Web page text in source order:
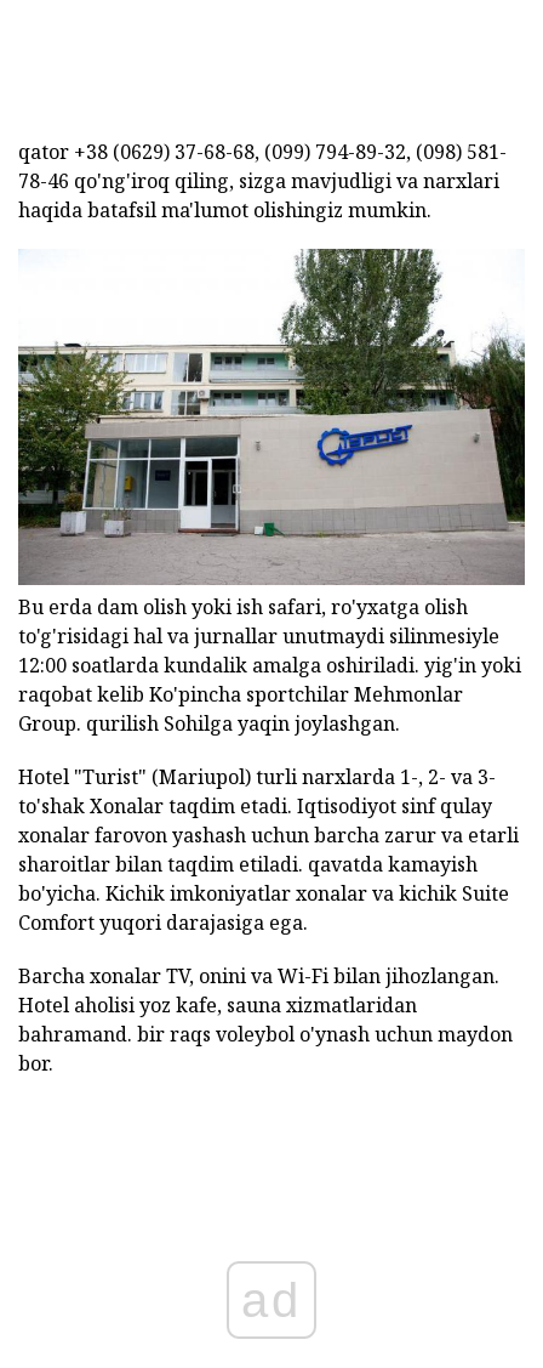
qator +38 (0629) 37-68-68, (099) 794-89-32, (098) 581-
78-46 qo'ng'iroq qiling, sizga mavjudligi va narxlari
haqida batafsil ma'lumot olishingiz mumkin.
Bu erda dam olish yoki ish safari, ro'yxatga olish
to'g'risidagi hal va jurnallar unutmaydi silinmesiyle
12:00 soatlarda kundalik amalga oshiriladi. yig'in yoki
raqobat kelib Ko'pincha sportchilar Mehmonlar
Group. qurilish Sohilga yaqin joylashgan.
Hotel "Turist" (Mariupol) turli narxlarda 1-, 2- va 3-
to'shak Xonalar taqdim etadi. Iqtisodiyot sinf qulay
xonalar farovon yashash uchun barcha zarur va etarli
sharoitlar bilan taqdim etiladi. qavatda kamayish
bo'yicha. Kichik imkoniyatlar xonalar va kichik Suite
Comfort yuqori darajasiga ega.
Barcha xonalar TV, onini va Wi-Fi bilan jihozlangan.
Hotel aholisi yoz kafe, sauna xizmatlaridan
bahramand. bir raqs voleybol o'ynash uchun maydon
bor.
ad